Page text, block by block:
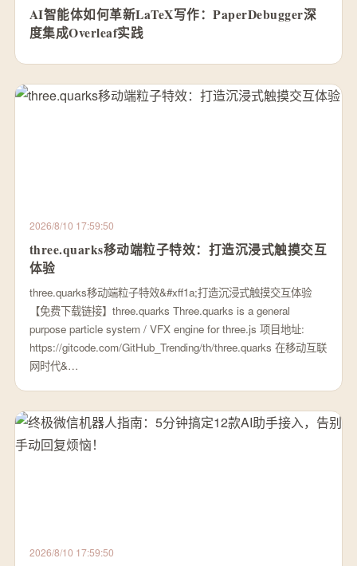
AI智能体如何革新LaTeX写作：PaperDebugger深
度集成Overleaf实践
2026/8/10 17:59:50
three.quarks移动端粒子特效：打造沉浸式触摸交互
体验
three.quarks移动端粒子特效&#xff1a;打造沉浸式触摸交互体验
【免费下载链接】three.quarks Three.quarks is a general
purpose particle system / VFX engine for three.js 项目地址:
https://gitcode.com/GitHub_Trending/th/three.quarks 在移动互联
网时代&…
2026/8/10 17:59:50